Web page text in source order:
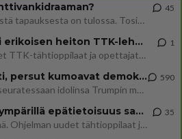
Uusi draamasarja järkyttävästä tapauksesta on tulossa. Tositapahtumiin perustuva sarja ammentaa vuoden 1986 Mikkelin pan
45
Ernest Lawson täräytti erikoisen heiton TTK-lehdistötilaisuudessa: " Onko tässä tarkoituksena...?"
Ernest Lawson esitteli uudet TTK-tähtioppilaat ja opettajat torstaina 6.8. lehdistölle. Tulevalla kaudella on yksi hausk
1
Jos SDP ei voita reilusti, persut kumoavat demokratian Suomesta
Näin tekisi ainakin Rydman seuratessaan idolinsa Trumpin mallia https://www.is.fi/politiikka/art-2000012187244.html
590
Uuden TTK-juontajan ympärillä epätietoisuus sakenee - Nyt MTV hämmentää soppaa
TTK tulee taas tänä syksynä. Ohjelman uudet tähtioppilaat julkistetaan torstaina 6. elokuuta klo 14 alkavassa lehdistö
35